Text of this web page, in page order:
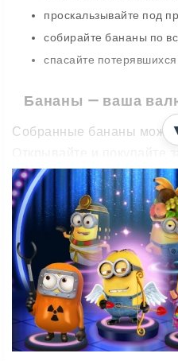
проскальзывайте под
собирайте бананы по
спасайте
Бананы — ваша
Собранные бананы можно
замораживающий луч;
банановый пылесос;
и другие безумные
Чем больше бананов —
тем больше сюрпризов
прыгать и хохотать